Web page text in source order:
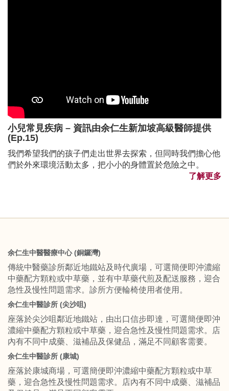
小兒常見疾病 – 資訊由余仁生新加坡高級醫師提供
(Ep.15)
我們希望我們的孩子們走出世界去探索，但同時我們擔心他
們於外來環境活動太多，把小小的身體置於危險之中。
了解更多
余仁生中醫醫療中心 (銅鑼灣)
傳統中醫藥診所鄰近地鐵站及時代廣場，可選簡便即沖濃縮
中藥配方顆粒或中草藥，並有中草藥代煎及配送服務，迎合
急性及慢性問題需求。診所方便輪椅使用者使用。
余仁生中醫診所 (尖沙咀)
座落於尖沙咀鄰近地鐵站，由出口信步即達，可選簡便即沖
濃縮中藥配方顆粒或中草藥，迎合急性及慢性問題需求。店
內有不同中成藥、滋補品及保健品，滿足不同顧客需要。
余仁生中醫診所 (康城)
座落於康城商場，可選簡便即沖濃縮中藥配方顆粒或中草
藥，迎合急性及慢性問題需求。店內有不同中成藥、滋補品